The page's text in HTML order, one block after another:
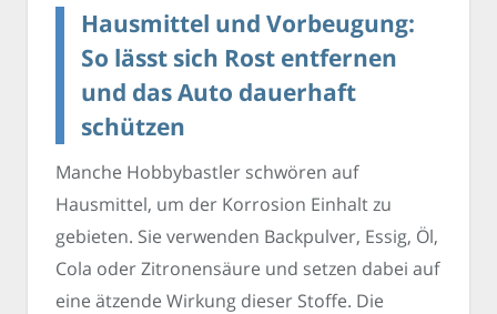
Hausmittel und Vorbeugung:
So lässt sich Rost entfernen
und das Auto dauerhaft
schützen
Manche Hobbybastler schwören auf
Hausmittel, um der Korrosion Einhalt zu
gebieten. Sie verwenden Backpulver, Essig, Öl,
Cola oder Zitronensäure und setzen dabei auf
eine ätzende Wirkung dieser Stoffe. Die